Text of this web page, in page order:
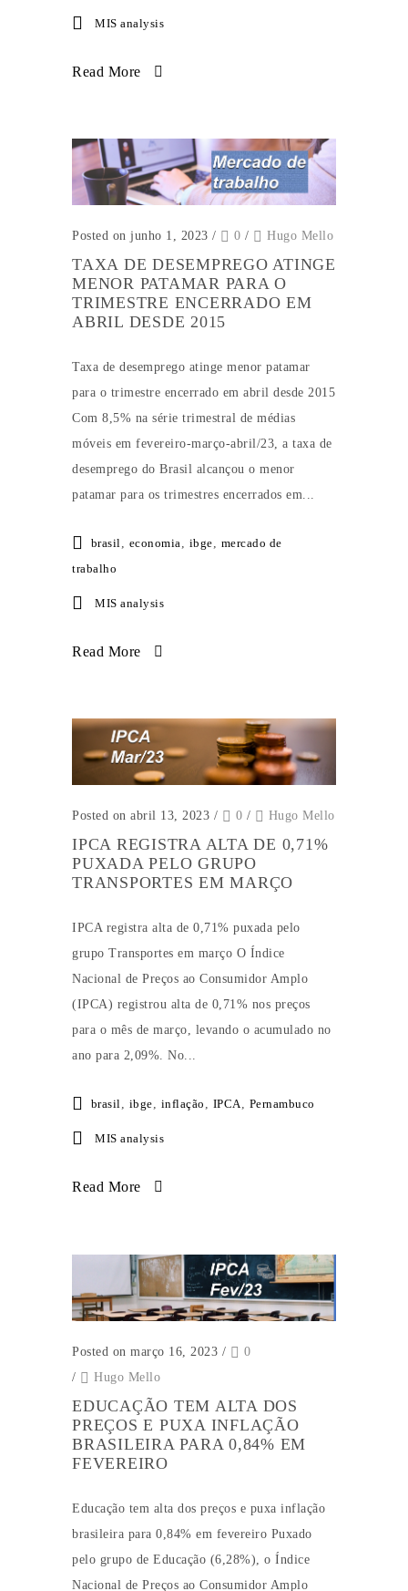
MIS analysis
Read More
Posted on junho 1, 2023 / 0 / Hugo Mello
TAXA DE DESEMPREGO ATINGE
MENOR PATAMAR PARA O
TRIMESTRE ENCERRADO EM
ABRIL DESDE 2015
Taxa de desemprego atinge menor patamar
para o trimestre encerrado em abril desde 2015
Com 8,5% na série trimestral de médias
móveis em fevereiro-março-abril/23, a taxa de
desemprego do Brasil alcançou o menor
patamar para os trimestres encerrados em...
brasil economia ibge
mercado de
trabalho
MIS analysis
Read More
Posted on abril 13, 2023 / 0 / Hugo Mello
IPCA REGISTRA ALTA DE 0,71%
PUXADA PELO GRUPO
TRANSPORTES EM MARÇO
IPCA registra alta de 0,71% puxada pelo
grupo Transportes em março O Índice
Nacional de Preços ao Consumidor Amplo
(IPCA) registrou alta de 0,71% nos preços
para o mês de março, levando o acumulado no
ano para 2,09%. No...
brasil ibge inflação IPCA Pernambuco
MIS analysis
Read More
Posted on março 16, 2023 /
0
/
Hugo Mello
EDUCAÇÃO TEM ALTA DOS
PREÇOS E PUXA INFLAÇÃO
BRASILEIRA PARA 0,84% EM
FEVEREIRO
Educação tem alta dos preços e puxa inflação
brasileira para 0,84% em fevereiro Puxado
pelo grupo de Educação (6,28%), o Índice
Nacional de Preços ao Consumidor Amplo